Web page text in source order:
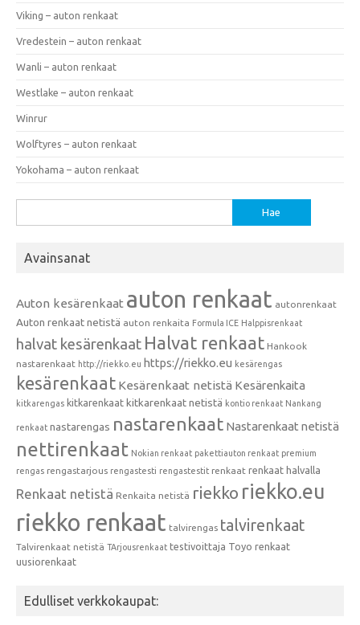
Viking – auton renkaat
Vredestein – auton renkaat
Wanli – auton renkaat
Westlake – auton renkaat
Winrur
Wolftyres – auton renkaat
Yokohama – auton renkaat
Avainsanat
Auton kesärenkaat auton renkaat autonrenkaat
Auton renkaat netistä auton renkaita Formula ICE Halppisrenkaat
halvat kesärenkaat Halvat renkaat Hankook
nastarenkaat http://riekko.eu https://riekko.eu kesärengas
kesärenkaat Kesärenkaat netistä Kesärenkaita
kitkarengas kitkarenkaat kitkarenkaat netistä kontio renkaat Nankang
renkaat nastarengas nastarenkaat Nastarenkaat netistä
nettirenkaat Nokian renkaat pakettiauton renkaat premium
rengas rengastarjous rengastesti rengastestit renkaat renkaat halvalla
Renkaat netistä Renkaita netistä riekko riekko.eu
riekko renkaat talvirengas talvirenkaat
Talvirenkaat netistä TArjousrenkaat testivoittaja Toyo renkaat
uusiorenkaat
Edulliset verkkokaupat: